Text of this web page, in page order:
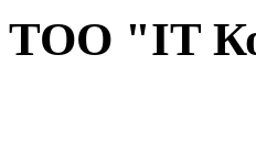
ТОО "IT